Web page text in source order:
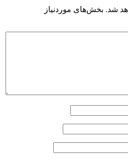
شد. بخش‌های موردنیاز